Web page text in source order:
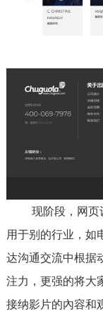
现阶段，网页设
用于别的行业，如
达沟通交流中根据
注力，更强的将大
接纳影片的內容和